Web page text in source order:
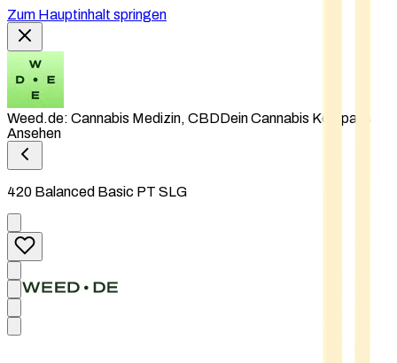
Zum Hauptinhalt springen
Weed.de: Cannabis Medizin, CBDDein Cannabis Kompass
Ansehen
420 Balanced Basic PT SLG